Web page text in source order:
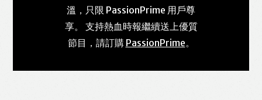
溫，只限 PassionPrime 用戶尊
享。 支持熱血時報繼續送上優質
節目，請訂購 PassionPrime。